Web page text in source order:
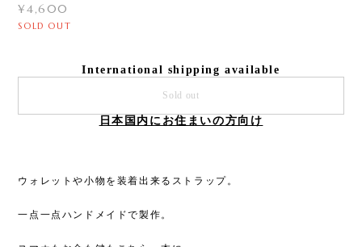
¥4,600
SOLD OUT
International shipping available
Sold out
日本国内にお住まいの方向け
ウォレットや小物を装着出来るストラップ。
一点一点ハンドメイドで製作。